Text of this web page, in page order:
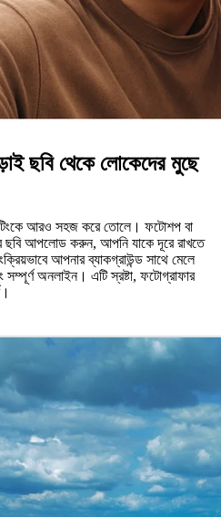
ছবি থেকে লোকেদের মুছে
আরও সহজ করে তোলে। ফটোশপ বা
ছবি আপলোড করুন, আপনি যাকে দূরে রাখতে
আপনার ব্যাকগ্রাউন্ড সাথে মেলে
অনলাইন। এটি স্রষ্টা, ফটোগ্রাফার